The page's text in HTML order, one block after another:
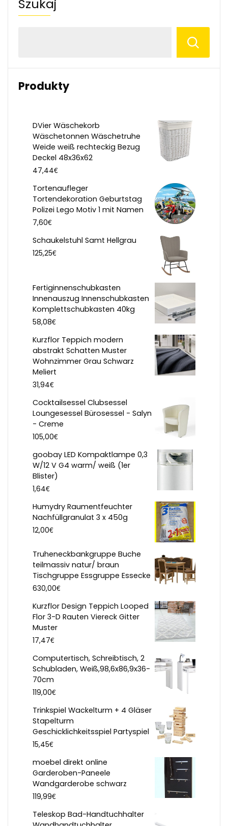
Szukaj
Produkty
DVier Wäschekorb
Wäschetonnen Wäschetruhe
Weide weiß rechteckig Bezug
Deckel 48x36x62
47,44€
Tortenaufleger
Tortendekoration Geburtstag
Polizei Lego Motiv 1 mit Namen
7,60€
Schaukelstuhl Samt Hellgrau
125,25€
Fertiginnenschubkasten
Innenauszug Innenschubkasten
Komplettschubkasten 40kg
58,08€
Kurzflor Teppich modern
abstrakt Schatten Muster
Wohnzimmer Grau Schwarz
Meliert
31,94€
Cocktailsessel Clubsessel
Loungesessel Bürosessel - Salyn
- Creme
105,00€
goobay LED Kompaktlampe 0,3
W/12 V G4 warm/ weiß (1er
Blister)
1,64€
Humydry Raumentfeuchter
Nachfüllgranulat 3 x 450g
12,00€
Truheneckbankgruppe Buche
teilmassiv natur/ braun
Tischgruppe Essgruppe Essecke
630,00€
Kurzflor Design Teppich Looped
Flor 3-D Rauten Viereck Gitter
Muster
17,47€
Computertisch, Schreibtisch, 2
Schubladen, Weiß,98,6x86,9x36-
70cm
119,00€
Trinkspiel Wackelturm + 4 Gläser
Stapelturm
Geschicklichkeitsspiel Partyspiel
15,45€
moebel direkt online
Garderoben-Paneele
Wandgarderobe schwarz
119,99€
Teleskop Bad-Handtuchhalter